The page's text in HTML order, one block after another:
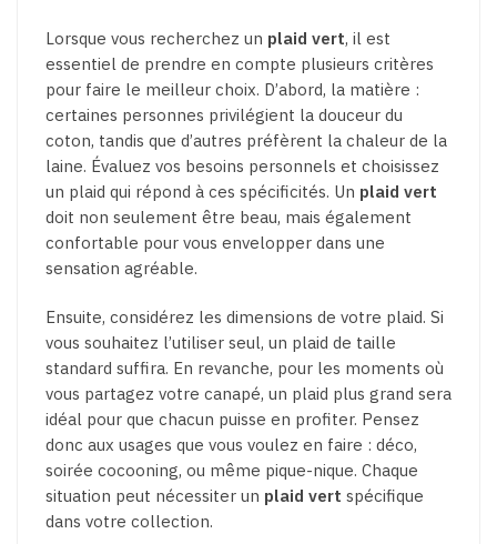
Lorsque vous recherchez un plaid vert, il est
essentiel de prendre en compte plusieurs critères
pour faire le meilleur choix. D’abord, la matière :
certaines personnes privilégient la douceur du
coton, tandis que d’autres préfèrent la chaleur de la
laine. Évaluez vos besoins personnels et choisissez
un plaid qui répond à ces spécificités. Un plaid vert
doit non seulement être beau, mais également
confortable pour vous envelopper dans une
sensation agréable.
Ensuite, considérez les dimensions de votre plaid. Si
vous souhaitez l’utiliser seul, un plaid de taille
standard suffira. En revanche, pour les moments où
vous partagez votre canapé, un plaid plus grand sera
idéal pour que chacun puisse en profiter. Pensez
donc aux usages que vous voulez en faire : déco,
soirée cocooning, ou même pique-nique. Chaque
situation peut nécessiter un plaid vert spécifique
dans votre collection.